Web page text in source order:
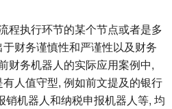
程执行环节的某个节点或者是多
财务谨慎性和严谨性以及财务
财务机器人的实际应用案例中,
人值守型, 例如前文提及的银行
机器人和纳税申报机器人等, 均